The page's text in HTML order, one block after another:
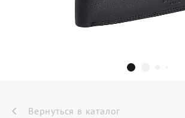
Подарочные карты
Dr.Koffer Outlet
Новинки
Вернуться в каталог